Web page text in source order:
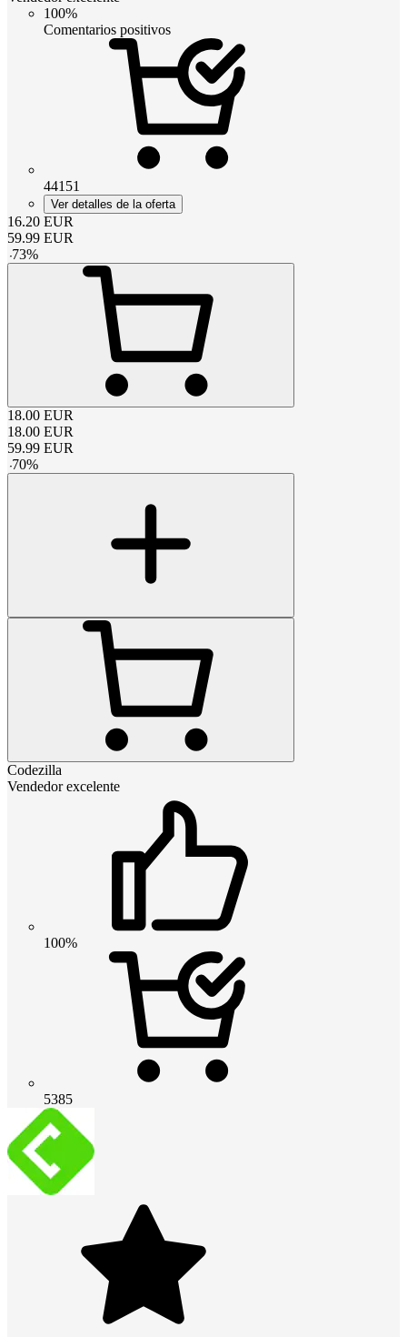
100%
Comentarios positivos
44151
Ver detalles de la oferta
16.20 EUR
59.99 EUR
-73%
18.00 EUR
18.00 EUR
59.99 EUR
-70%
Codezilla
Vendedor excelente
100%
5385